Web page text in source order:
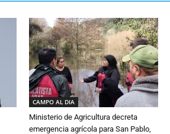
CAMPO AL DIA
Ministerio de Agricultura decreta
emergencia agrícola para San Pablo,